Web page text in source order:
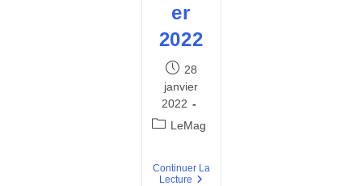
er
2022
Publication
publiée :
28
janvier
2022
PostLeMag
Continuer La
Lecture BVT